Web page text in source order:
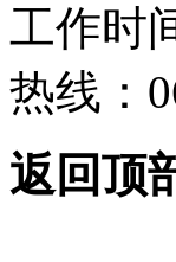
工作时
热线：
返回顶